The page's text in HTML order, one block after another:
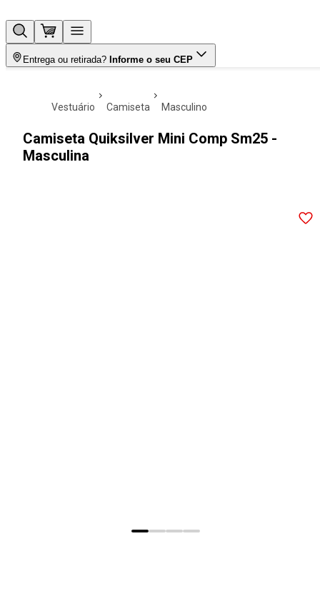
Entrega ou retirada? Informe o seu CEP
vestuário camiseta masculino
Camiseta Quiksilver Mini Comp Sm25 -
Masculina